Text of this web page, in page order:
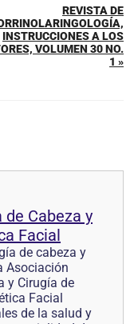
REVISTA DE
INSTRUCCIONES A LOS
VOLUMEN 30 NO.
1 »
Cabeza y
Facial
de cabeza y
Asociación
y Cirugía de
Facial
de la salud y